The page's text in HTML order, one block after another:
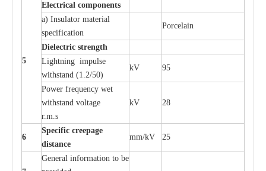
5
Electrical components
a) Insulator material
specification
Porcelain
Dielectric strength
Lightning impulse
withstand (1.2/50)
kV 95
Power frequency wet
withstand voltage
r.m.s
kV 28
6
Specific creepage
distance
mm/kV 25
General information to be